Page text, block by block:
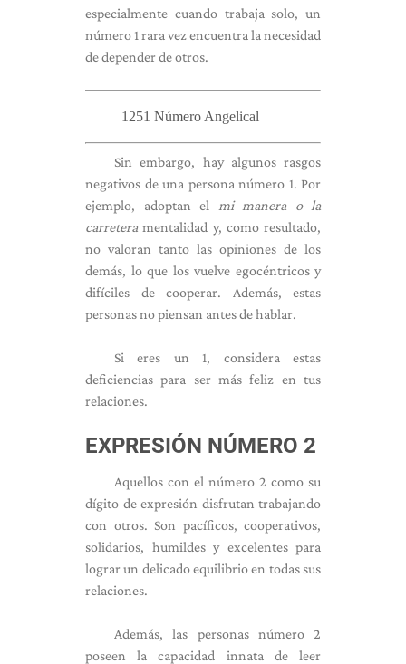
especialmente cuando trabaja solo, un
número 1 rara vez encuentra la necesidad
de depender de otros.
1251 Número Angelical
Sin embargo, hay algunos rasgos
negativos de una persona número 1. Por
ejemplo, adoptan el
mi manera o la
carretera mentalidad y, como resultado,
no valoran tanto las opiniones de los
demás, lo que los vuelve egocéntricos y
difíciles de cooperar. Además, estas
personas no piensan antes de hablar.
Si eres un 1, considera estas
deficiencias para ser más feliz en tus
relaciones.
EXPRESIÓN NÚMERO 2
Aquellos con el número 2 como su
dígito de expresión disfrutan trabajando
con otros. Son pacíficos, cooperativos,
solidarios, humildes y excelentes para
lograr un delicado equilibrio en todas sus
relaciones.
Además, las personas número 2
poseen la capacidad innata de leer